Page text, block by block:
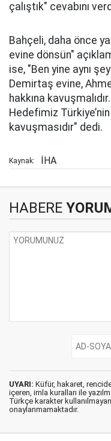
çalıştık" cevabını
Bahçeli, daha önce
evine dönsün"
ise, "Ben yine aynı
Demirtaş evine,
hakkına
Hedefimiz
kavuşmasıdır" dedi.
Kaynak: İHA
HABERE
UYARI: Küfür, hakaret,
içeren, imla kuralları ile
Türkçe karakter
onaylanmamaktadır.